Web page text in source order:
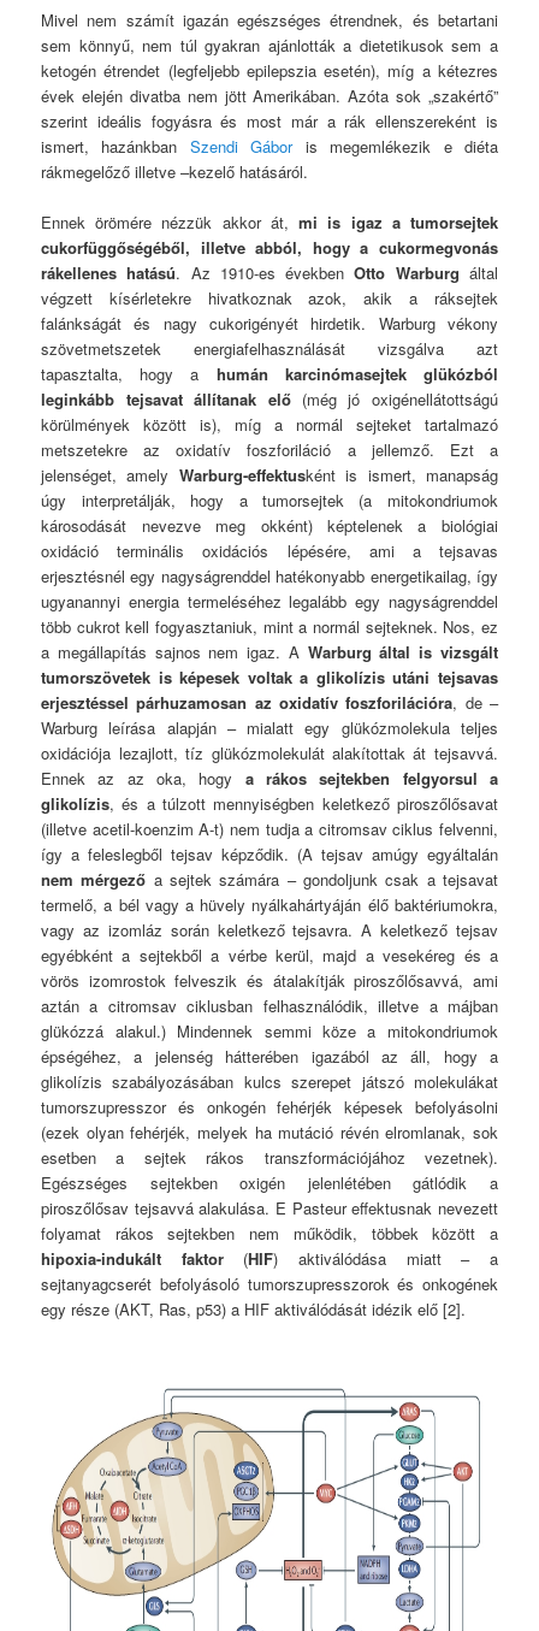
Mivel nem számít igazán egészséges étrendnek, és betartani
sem könnyű, nem túl gyakran ajánlották a dietetikusok sem a
ketogén étrendet (legfeljebb epilepszia esetén), míg a kétezres
évek elején divatba nem jött Amerikában. Azóta sok „szakértő”
szerint ideális fogyásra és most már a rák ellenszereként is
ismert, hazánkban Szendi Gáboris megemlékezik e diéta
rákmegelőző illetve –kezelő hatásáról.
Ennek örömére nézzük akkor át,mi is igaz a tumorsejtek
cukorfüggőségéből, illetve abból, hogy a cukormegvonás
rákellenes hatású. Az 1910-es évekbenOtto Warburg által
végzett kísérletekre hivatkoznak azok, akik a ráksejtek
falánkságát és nagy cukorigényét hirdetik. Warburg vékony
szövetmetszetek energiafelhasználását vizsgálva azt
tapasztalta, hogy a humán karcinómasejtek glükózból
leginkább tejsavat állítanak elő(még jó oxigénellátottságú
körülmények között is), míg a normál sejteket tartalmazó
metszetekre az oxidatív foszforiláció a jellemző. Ezt a
jelenséget, amely Warburg-effektusként is ismert, manapság
úgy interpretálják, hogy a tumorsejtek (a mitokondriumok
károsodását nevezve meg okként) képtelenek a biológiai
oxidáció terminális oxidációs lépésére, ami a tejsavas
erjesztésnél egy nagyságrenddel hatékonyabb energetikailag, így
ugyanannyi energia termeléséhez legalább egy nagyságrenddel
több cukrot kell fogyasztaniuk, mint a normál sejteknek. Nos, ez
a megállapítás sajnos nem igaz. AWarburg által is vizsgált
tumorszövetek is képesek voltak a glikolízis utáni tejsavas
erjesztéssel párhuzamosan az oxidatív foszforilációra, de –
Warburg leírása alapján – mialatt egy glükózmolekula teljes
oxidációja lezajlott, tíz glükózmolekulát alakítottak át tejsavvá.
Ennek az az oka, hogy a rákos sejtekben felgyorsul a
glikolízis, és a túlzott mennyiségben keletkező piroszőlősavat
(illetve acetil-koenzim A-t) nem tudja a citromsav ciklus felvenni,
így a feleslegből tejsav képződik. (A tejsav amúgy egyáltalán
nem mérgező a sejtek számára – gondoljunk csak a tejsavat
termelő, a bél vagy a hüvely nyálkahártyáján élő baktériumokra,
vagy az izomláz során keletkező tejsavra. A keletkező tejsav
egyébként a sejtekből a vérbe kerül, majd a vesekéreg és a
vörös izomrostok felveszik és átalakítják piroszőlősavvá, ami
aztán a citromsav ciklusban felhasználódik, illetve a májban
glükózzá alakul.) Mindennek semmi köze a mitokondriumok
épségéhez, a jelenség hátterében igazából az áll, hogy a
glikolízis szabályozásában kulcs szerepet játszó molekulákat
tumorszupresszor és onkogén fehérjék képesek befolyásolni
(ezek olyan fehérjék, melyek ha mutáció révén elromlanak, sok
esetben a sejtek rákos transzformációjához vezetnek).
Egészséges sejtekben oxigén jelenlétében gátlódik a
piroszőlősav tejsavvá alakulása. E Pasteur effektusnak nevezett
folyamat rákos sejtekben nem működik, többek között a
hipoxia-indukált faktor(HIF) aktiválódása miatt – a
sejtanyagcserét befolyásoló tumorszupresszorok és onkogének
egy része (AKT, Ras, p53) a HIF aktiválódását idézik elő [2].